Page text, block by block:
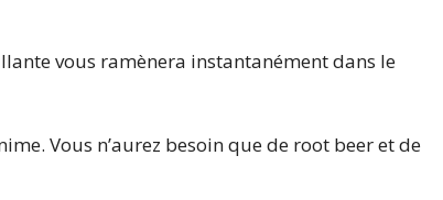
vous ramènera instantanément dans le
Vous n’aurez besoin que de root beer et de